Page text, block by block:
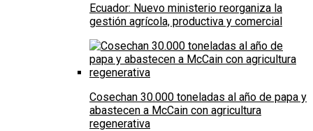
Ecuador: Nuevo ministerio reorganiza la
gestión agrícola, productiva y comercial
Cosechan 30.000 toneladas al año de papa y
abastecen a McCain con agricultura
regenerativa